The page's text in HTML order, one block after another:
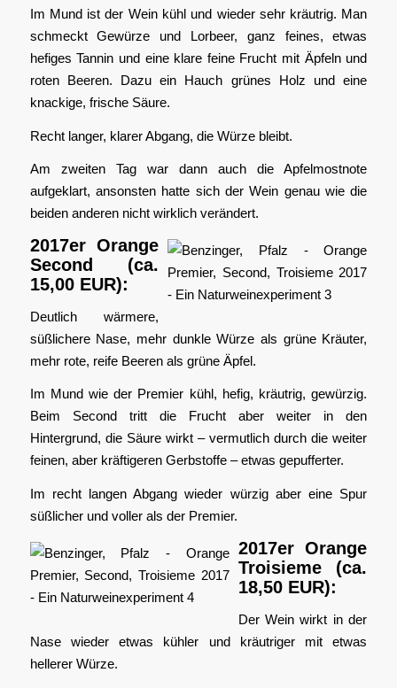
Im Mund ist der Wein kühl und wieder sehr kräutrig. Man
schmeckt Gewürze und Lorbeer, ganz feines, etwas
hefiges Tannin und eine klare feine Frucht mit Äpfeln und
roten Beeren. Dazu ein Hauch grünes Holz und eine
knackige, frische Säure.
Recht langer, klarer Abgang, die Würze bleibt.
Am zweiten Tag war dann auch die Apfelmostnote
aufgeklart, ansonsten hatte sich der Wein genau wie die
beiden anderen nicht wirklich verändert.
2017er Orange
Second (ca.
15,00 EUR):
Deutlich wärmere,
süßlichere Nase, mehr dunkle Würze als grüne Kräuter,
mehr rote, reife Beeren als grüne Äpfel.
Im Mund wie der Premier kühl, hefig, kräutrig, gewürzig.
Beim Second tritt die Frucht aber weiter in den
Hintergrund, die Säure wirkt – vermutlich durch die weiter
feinen, aber kräftigeren Gerbstoffe – etwas gepufferter.
Im recht langen Abgang wieder würzig aber eine Spur
süßlicher und voller als der Premier.
2017er Orange
Troisieme (ca.
18,50 EUR):
Der Wein wirkt in der
Nase wieder etwas kühler und kräutriger mit etwas
hellerer Würze.